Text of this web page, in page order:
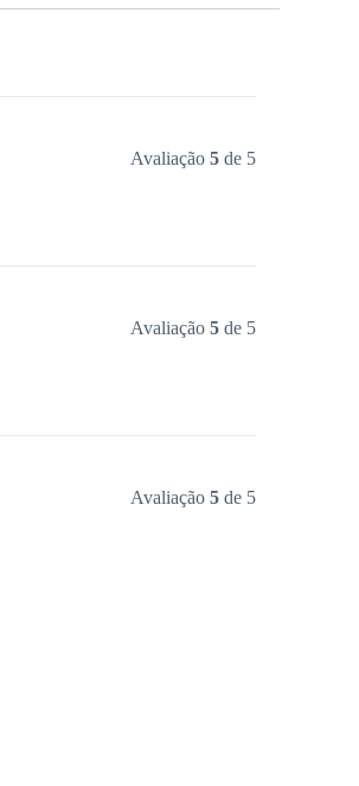
Avaliação 5de 5
Avaliação 5de 5
Avaliação 5de 5